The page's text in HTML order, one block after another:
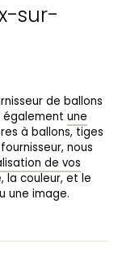
sur-
de ballons
également une
à ballons, tiges
nous
de vos
la couleur, et le
une image.